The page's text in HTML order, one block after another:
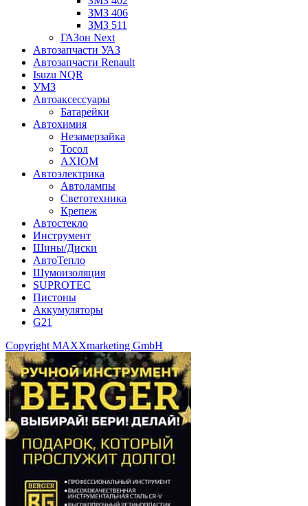
ЗМЗ 406
ЗМЗ 511
ГАЗон Next
Автозапчасти УАЗ
Автозапчасти Renault
Isuzu NQR
УМЗ
Автоаксессуары
Батарейки
Автохимия
Незамерзайка
Тосол
AXIOM
Автоэлектрика
Автолампы
Светотехника
Крепеж
Автостекло
Инструмент
Шины/Диски
АвтоТепло
Шумоизоляция
SUPROTEC
Пистоны
Аккумуляторы
G21
Copyright MAXXmarketing GmbH